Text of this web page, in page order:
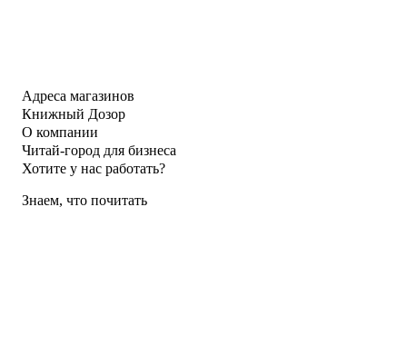
Адреса магазинов
Книжный Дозор
О компании
Читай-город для бизнеса
Хотите у нас работать?
Знаем, что почитать